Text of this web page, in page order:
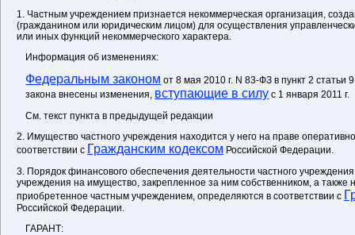
1. Частным учреждением признается некоммерческая организация,
(гражданином или юридическим лицом) для осуществления
или иных функций некоммерческого характера.
Информация об изменениях:
Федеральным законом от 8 мая 2010 г. N 83-ФЗ в пункт 2 статьи
закона внесены изменения, вступающие в силу с 1 января 2011 г.
См. текст пункта в предыдущей редакции
2. Имущество частного учреждения находится у него на праве
соответствии с Гражданским кодексом Российской Федерации.
3. Порядок финансового обеспечения деятельности частного
учреждения на имущество, закрепленное за ним собственником, а также
приобретенное частным учреждением, определяются в соответствии с
Российской Федерации.
ГАРАНТ: